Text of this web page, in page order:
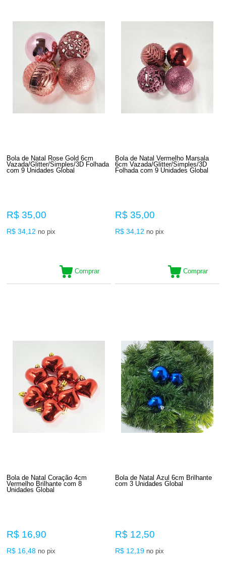
Bola de Natal Rose Gold 6cm
Vazada/Glitter/Simples/3D Folhada
com 9 Unidades Global
R$ 35,00
R$ 34,12 no pix
Comprar
Bola de Natal Vermelho Marsala
6cm Vazada/Glitter/Simples/3D
Folhada com 9 Unidades Global
R$ 35,00
R$ 34,12 no pix
Comprar
Bola de Natal Coração 4cm
Vermelho Brilhante com 8
Unidades Global
R$ 16,90
R$ 16,48 no pix
Bola de Natal Azul 6cm Brilhante
com 3 Unidades Global
R$ 12,50
R$ 12,19 no pix